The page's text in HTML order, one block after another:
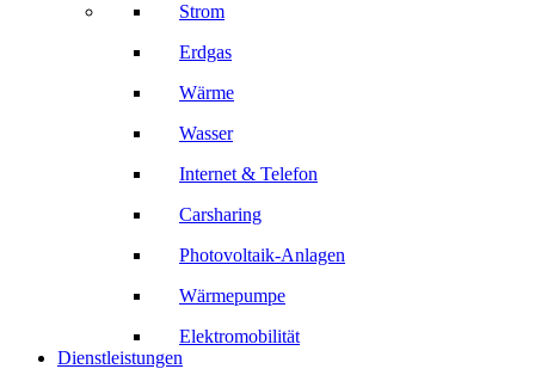
Strom
Erdgas
Wärme
Wasser
Internet & Telefon
Carsharing
Photovoltaik-Anlagen
Wärmepumpe
Elektromobilität
Dienstleistungen